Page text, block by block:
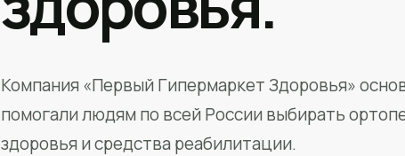
Компания «Первый Гипермаркет Здоровья»
помогали людям по всей России выбирать
здоровья и средства реабилитации.